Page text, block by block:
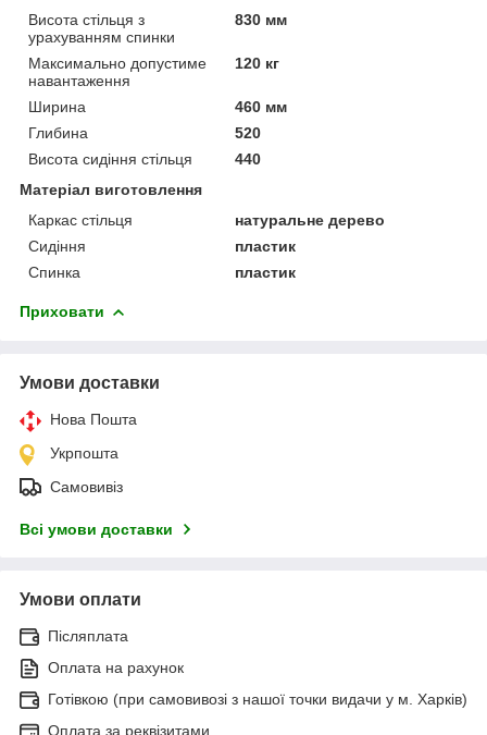
Висота стільця з
урахуванням спинки
830 мм
Максимально допустиме
навантаження
120 кг
Ширина
460 мм
Глибина
520
Висота сидіння стільця
440
Матеріал виготовлення
Каркас стільця
натуральне дерево
Сидіння
пластик
Спинка
пластик
Приховати
Умови доставки
Нова Пошта
Укрпошта
Самовивіз
Всі умови доставки
Умови оплати
Післяплата
Оплата на рахунок
Готівкою (при самовивозі з нашої точки видачи у м. Харків)
Оплата за реквізитами